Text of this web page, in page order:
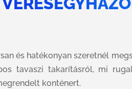
és hatékonyan szeretnél
tavaszi takarításról, mi
konténert.